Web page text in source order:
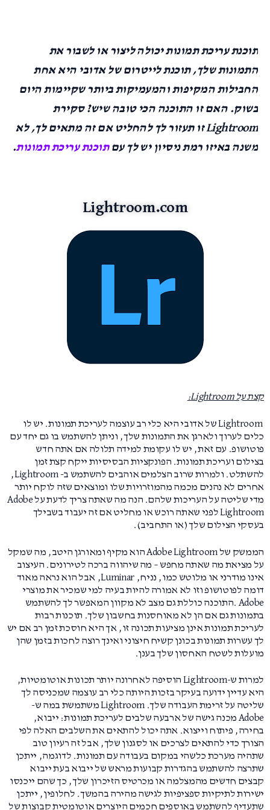
תוכנת עריכת תמונות יכולה ליצור או לשבור את
התמונות שלך, תוכנת לייטרום של אדובי היא אחת
החבילות המקיפות והמעמיקות ביותר שקיימות היום
בשוק. האם זו התוכנה הכי טובה שיש? סקירת
Lightroom זו תעזור לך להחליט אם זה מתאים לך, לא
משנה באיזו רמת ניסיון יש לך עםתוכנת עריכת תמונות.
Lightroom.com
קצת על Lightroom:
Lightroom של אדובי היא כלי רב עוצמה לעריכת תמונות. יש לו
כלים לערוך ולארגן את התמונות שלך, וניתן להשתמש בו גם יחד עם
פוטושופ. עם זאת, יש לו עקומת למידה תלולה אם אתה חדש
בצילום ועריכת תמונות. הפונקציות הבסיסיות ייקח קצת זמן
להשתלט. ולמרות שרוב הצלמים אוהבים להשתמש ב- Lightroom,
אחרים לא נהנים מכמה מהמוזרויות שלו ומוצאים שזה לוקח יותר
מדי שליטה על העריכות שלהם. הנה מה שאתה צריך לדעת על Adobe
Lightroom לפני שאתה רוכש או מחליט אם זה יעבוד בשבילך
בעסקי הצילום שלך (או התחביב).
הממשק של Adobe Lightroom הוא מקיף ומאורגן היטב, מה שמקל
על מציאת מה שאתה מחפש – מה שיהווה ברכה לטירונים. העיצוב
אינו מודרני או מלוטש כמו, נניח, Luminar, אבל הוא נראה מאוד
דומה לפוטושופ וזו לא אמורה להיות בעיה למי שמכיר את מוצרי
Adobe .התוכנה כוללת גם מצב לא מקוון המאפשר לך להשתמש
בתמונות גם אם הן לא מאוחסנות בחשבון שלך. תוכנות רבות
לעריכת תמונות אינן מציעות תכונה זו, אך היא חוסכת זמן רב אם יש
לך עשרות תמונות בכונן קשיח חיצוני ואינך רוצה לחכות בזמן שהן
מועלות לשטח האחסון שלך בענן.
למרות ש-Lightroom הוסיפה לאחרונה יותר תכונות אוטומטיות,
היא עדיין ידועה בעיקר בזכות היותה כלי רב עוצמה שמכניסה לך
שליטה על זרימת העבודה שלך. Lightroom משתמשת במה ש-
Adobe מכנה גישה של ארבעה שלבים לעריכת תמונות: ייבוא,
בחירה, פיתוח וייצוא. אתה יכול להתאים את השלבים האלה לפי
הצורך כדי להתאים לצרכים או לסגנון שלך, אבל זה רעיון טוב
שתהיה מערכת כלשהי במקום בעבודה עם תמונות. לדוגמה, ייתכן
שתרצה להשתמש בהגדרות קבועות מראש של ייבוא בעת ייבוא
קבצים חדשים מהמצלמה או מכרטיס הזיכרון שלך, כך שהם ייכנסו
ישירות לתיקיות ספציפיות לגישה מהירה בהמשך. לחלופין, ייתכן
שתעדיף להשתמש באוספים חכמים היוצרים אוטומטית קבוצות של